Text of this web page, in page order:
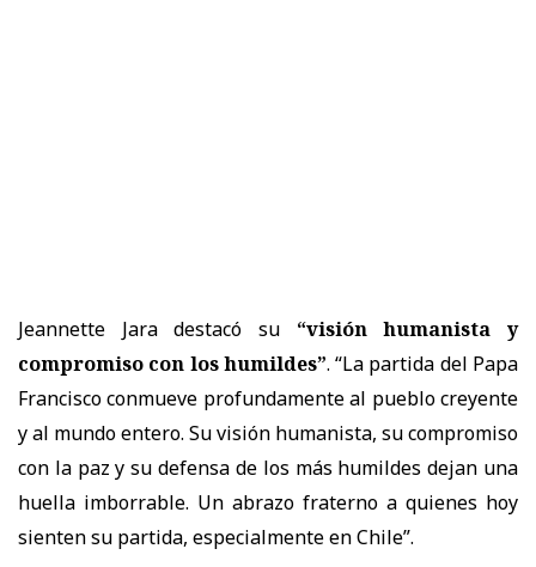
Jeannette Jara destacó su “visión humanista y
compromiso con los humildes”. “La partida del Papa
Francisco conmueve profundamente al pueblo creyente
y al mundo entero. Su visión humanista, su compromiso
con la paz y su defensa de los más humildes dejan una
huella imborrable. Un abrazo fraterno a quienes hoy
sienten su partida, especialmente en Chile”.